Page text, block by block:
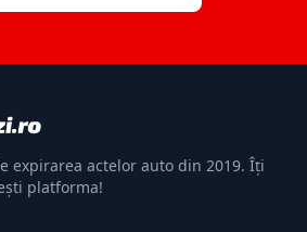
expirarea actelor auto din 2019. Îți
platforma!